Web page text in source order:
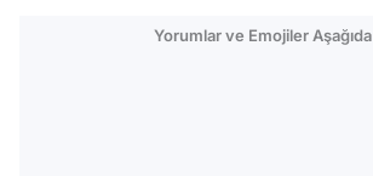
Yorumlar ve Emojiler Aşağıda